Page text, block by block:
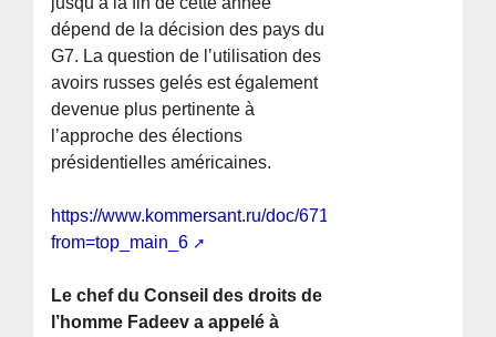
dépend de la décision des pays du
G7. La question de l’utilisation des
avoirs russes gelés est également
devenue plus pertinente à
l’approche des élections
présidentielles américaines.
https://www.kommersant.ru/doc/6713388?
from=top_main_6
Le chef du Conseil des droits de
l’homme Fadeev a appelé à